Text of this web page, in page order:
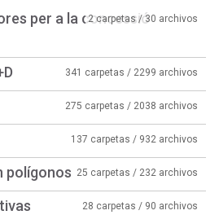
per a la concessió
2 carpetas / 30 archivos
341 carpetas / 2299 archivos
275 carpetas / 2038 archivos
137 carpetas / 932 archivos
polígonos 25 carpetas / 232 archivos
28 carpetas / 90 archivos